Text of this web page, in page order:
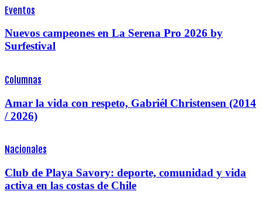
Eventos
Nuevos campeones en La Serena Pro 2026 by
Surfestival
Columnas
Amar la vida con respeto, Gabriél Christensen (2014
/ 2026)
Nacionales
Club de Playa Savory: deporte, comunidad y vida
activa en las costas de Chile